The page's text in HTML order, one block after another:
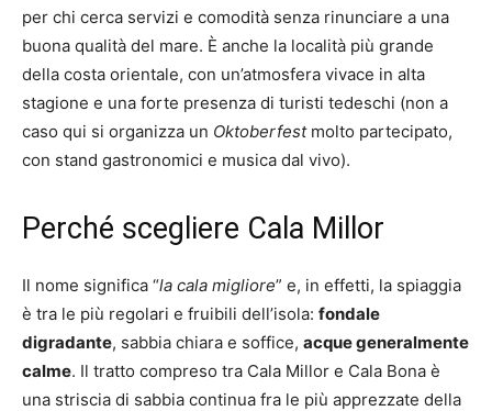
per chi cerca servizi e comodità senza rinunciare a una
buona qualità del mare. È anche la località più grande
della costa orientale, con un’atmosfera vivace in alta
stagione e una forte presenza di turisti tedeschi (non a
caso qui si organizza un Oktoberfestmolto partecipato,
con stand gastronomici e musica dal vivo).
Perché scegliere Cala Millor
Il nome significa “la cala migliore” e, in effetti, la spiaggia
è tra le più regolari e fruibili dell’isola: fondale
digradante, sabbia chiara e soffice, acque generalmente
calme. Il tratto compreso tra Cala Millor e Cala Bona è
una striscia di sabbia continua fra le più apprezzate della